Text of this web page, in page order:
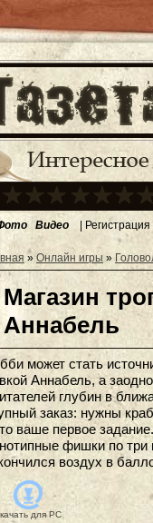
Видео | Регистрация
» Онлайн игры »
Магазин
Аннабель
может стать
Аннабель, а
глубин в
заказ: нужны
ваше первое
фишки по три
воздух в
дляPC